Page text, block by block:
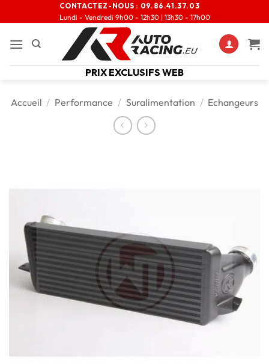
CONTACTEZ-NOUS : 09.86.41.37.03
Lundi - Vendredi 9h00 - 12h30 | 13h30 - 17h00
PRIX EXCLUSIFS WEB
Accueil / Performance / Suralimentation / Echangeurs